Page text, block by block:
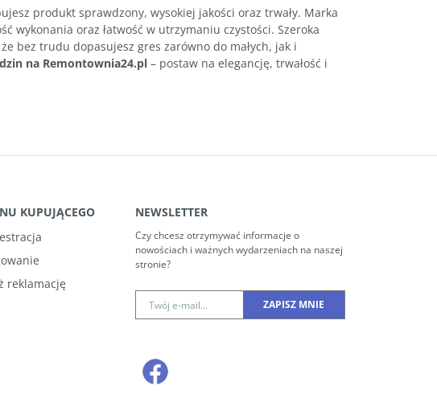
produkt sprawdzony, wysokiej jakości oraz trwały. Marka
wykonania oraz łatwość w utrzymaniu czystości. Szeroka
bez trudu dopasujesz gres zarówno do małych, jak i
na Remontownia24.pl – postaw na elegancję, trwałość i
KUPUJĄCEGO
reklamację
NEWSLETTER
Czy chcesz otrzymywać informacje o
nowościach i ważnych wydarzeniach na naszej
stronie?